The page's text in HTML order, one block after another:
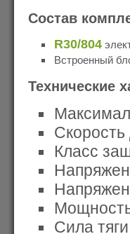
Состав
R30/804
Встроенный
Технические
Сила